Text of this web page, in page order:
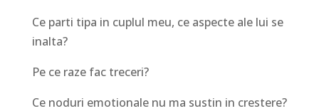
Ce parti tipa in cuplul meu, ce aspecte ale lui se
inalta?
Pe ce raze fac treceri?
Ce noduri emotionale nu ma sustin in crestere?